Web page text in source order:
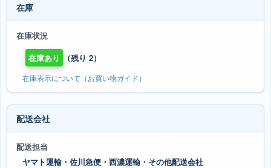
在庫
在庫状況
在庫あり
（残り 2）
在庫表示について（お買い物ガイド）
配送会社
配送担当
ヤマト運輸・佐川急便・西濃運輸・その他配送会社